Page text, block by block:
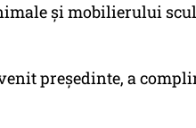
şi mobilierului
preşedinte, a